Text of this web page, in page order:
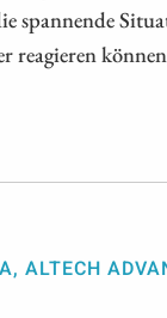
spannende
reagieren
ALTECH